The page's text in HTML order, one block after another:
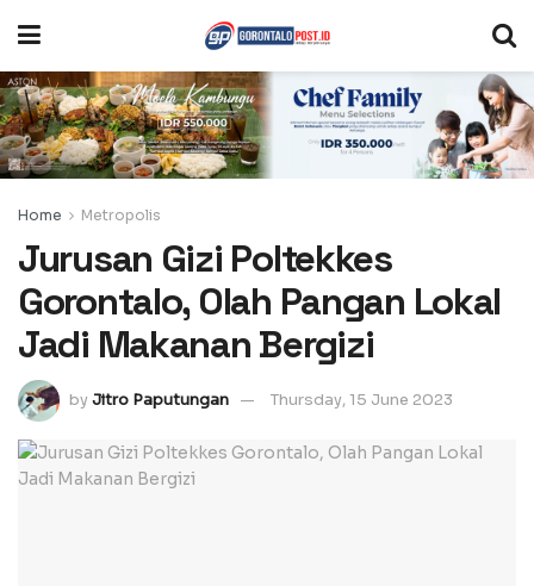
Home Metropolis
Jurusan Gizi Poltekkes
Gorontalo, Olah Pangan Lokal
Jadi Makanan Bergizi
byJitro Paputungan Thursday, 15 June 2023